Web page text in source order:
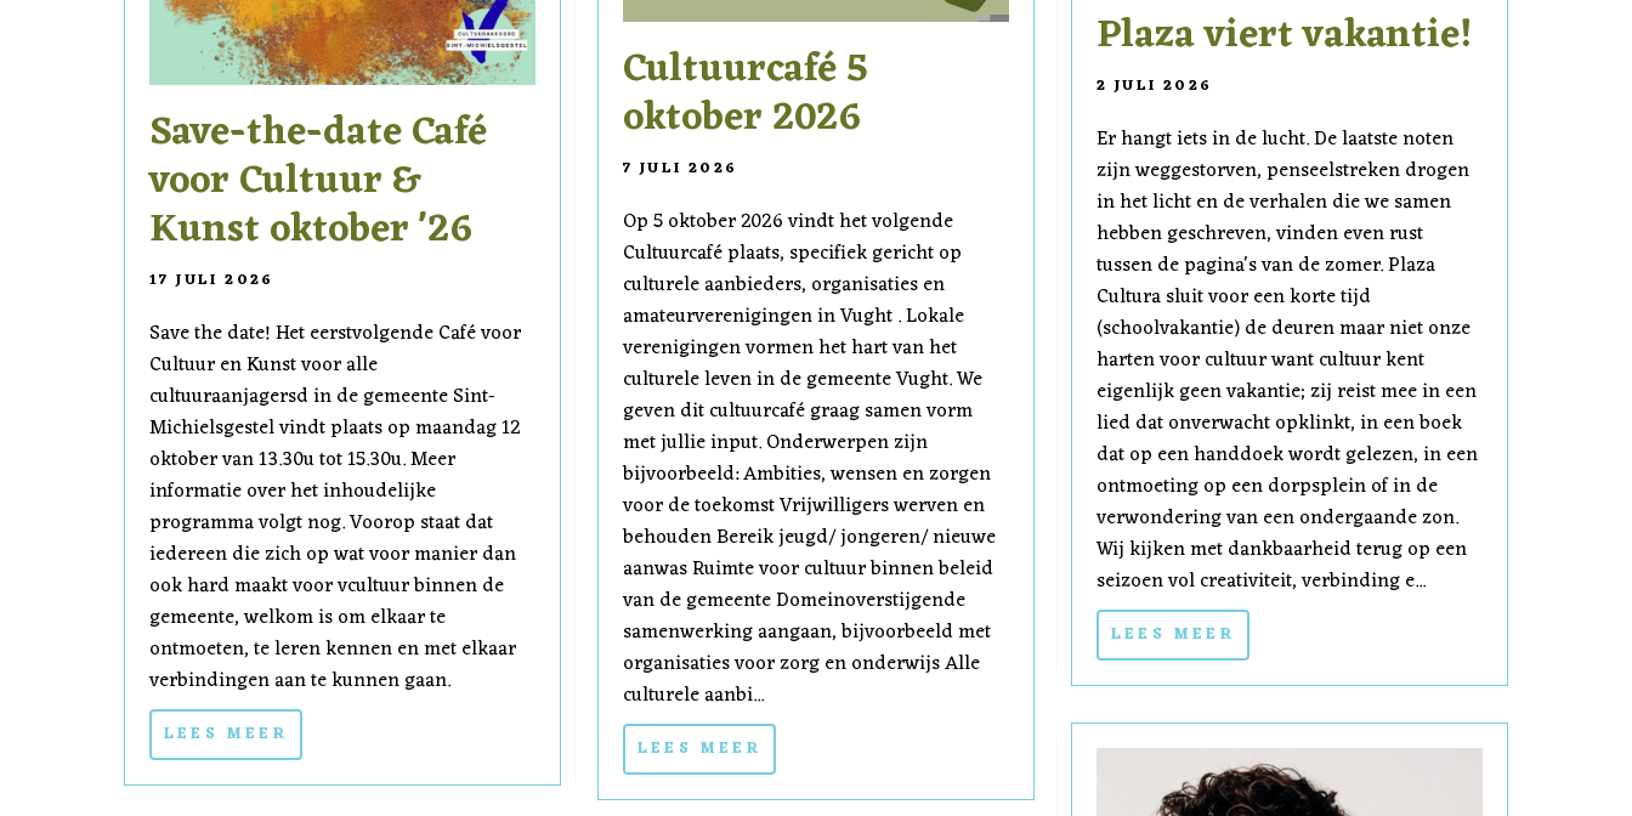
Save-the-date Café
voor Cultuur &
Kunst oktober '26
17 JULI 2026
Save the date! Het eerstvolgende Café voor
Cultuur en Kunst voor alle
cultuuraanjagersd in de gemeente Sint-
Michielsgestel vindt plaats op maandag 12
oktober van 13.30u tot 15.30u. Meer
informatie over het inhoudelijke
programma volgt nog. Voorop staat dat
iedereen die zich op wat voor manier dan
ook hard maakt voor vcultuur binnen de
gemeente, welkom is om elkaar te
ontmoeten, te leren kennen en met elkaar
verbindingen aan te kunnen gaan.
LEES MEER
Cultuurcafé 5
oktober 2026
7 JULI 2026
Op 5 oktober 2026 vindt het volgende
Cultuurcafé plaats, specifiek gericht op
culturele aanbieders, organisaties en
amateurverenigingen in Vught . Lokale
verenigingen vormen het hart van het
culturele leven in de gemeente Vught. We
geven dit cultuurcafé graag samen vorm
met jullie input. Onderwerpen zijn
bijvoorbeeld: Ambities, wensen en zorgen
voor de toekomst Vrijwilligers werven en
behouden Bereik jeugd/ jongeren/ nieuwe
aanwas Ruimte voor cultuur binnen beleid
van de gemeente Domeinoverstijgende
samenwerking aangaan, bijvoorbeeld met
organisaties voor zorg en onderwijs Alle
culturele aanbi...
LEES MEER
Plaza viert vakantie!
2 JULI 2026
Er hangt iets in de lucht. De laatste noten
zijn weggestorven, penseelstreken drogen
in het licht en de verhalen die we samen
hebben geschreven, vinden even rust
tussen de pagina's van de zomer. Plaza
Cultura sluit voor een korte tijd
(schoolvakantie) de deuren maar niet onze
harten voor cultuur want cultuur kent
eigenlijk geen vakantie; zij reist mee in een
lied dat onverwacht opklinkt, in een boek
dat op een handdoek wordt gelezen, in een
ontmoeting op een dorpsplein of in de
verwondering van een ondergaande zon.
Wij kijken met dankbaarheid terug op een
seizoen vol creativiteit, verbinding e...
LEES MEER